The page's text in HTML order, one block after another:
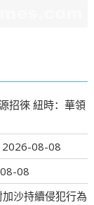
招徠 紐時：華領
2026-08-08
08
沙持續侵犯行為